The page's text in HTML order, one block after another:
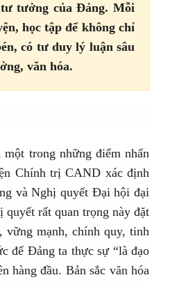
tưởng của Đảng. Mỗi
học tập để không chỉ
có tư duy lý luận sâu
văn hóa.
trong những điểm nhấn
Chính trị CAND xác định
và Nghị quyết Đại hội đại
rất quan trọng này đặt
vững mạnh, chính quy, tinh
để Đảng ta thực sự “là đạo
hàng đầu. Bản sắc văn hóa